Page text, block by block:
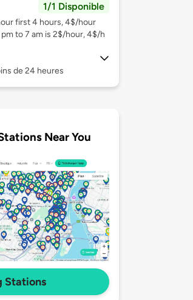
1/1 Disponible
first 4 hours, 4$/hour
to 7 am is 2$/hour, 4$/h
de 24 heures
Near You
Stations